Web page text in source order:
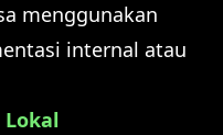
menggunakan
internal atau